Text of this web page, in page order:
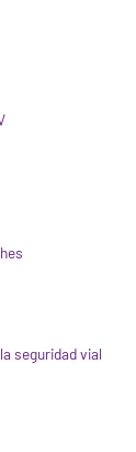
seguridad vial